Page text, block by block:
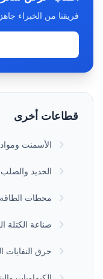
فريقنا من الخبراء
قطاعات أخرى
الأسمنت ومواد
الحديد
محطات الطاقة
صناعة الكتلة
حرق النفايات